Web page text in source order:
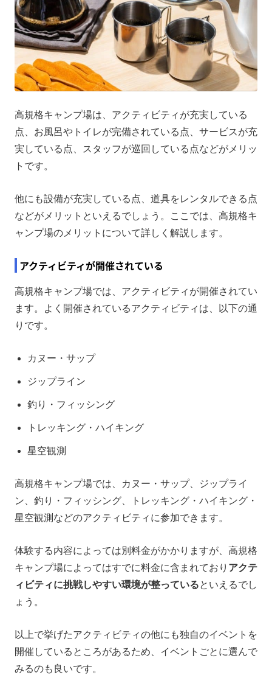
高規格キャンプ場は、アクティビティが充実している
点、お風呂やトイレが完備されている点、サービスが充
実している点、スタッフが巡回している点などがメリッ
トです。
他にも設備が充実している点、道具をレンタルできる点
などがメリットといえるでしょう。ここでは、高規格キ
ャンプ場のメリットについて詳しく解説します。
アクティビティが開催されている
高規格キャンプ場では、アクティビティが開催されてい
ます。よく開催されているアクティビティは、以下の通
りです。
カヌー・サップ
ジップライン
釣り・フィッシング
トレッキング・ハイキング
星空観測
高規格キャンプ場では、カヌー・サップ、ジップライ
ン、釣り・フィッシング、トレッキング・ハイキング・
星空観測などのアクティビティに参加できます。
体験する内容によっては別料金がかかりますが、高規格
キャンプ場によってはすでに料金に含まれており アクテ
ィビティに挑戦しやすい環境が整っているといえるでし
ょう。
以上で挙げたアクティビティの他にも独自のイベントを
開催しているところがあるため、イベントごとに選んで
みるのも良いです。